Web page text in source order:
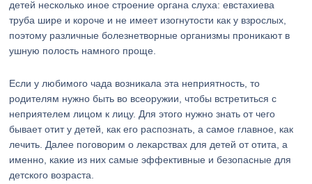
детей несколько иное строение органа слуха: евстахиева
труба шире и короче и не имеет изогнутости как у взрослых,
поэтому различные болезнетворные организмы проникают в
ушную полость намного проще.
Если у любимого чада возникала эта неприятность, то
родителям нужно быть во всеоружии, чтобы встретиться с
неприятелем лицом к лицу. Для этого нужно знать от чего
бывает отит у детей, как его распознать, а самое главное, как
лечить. Далее поговорим о лекарствах для детей от отита, а
именно, какие из них самые эффективные и безопасные для
детского возраста.